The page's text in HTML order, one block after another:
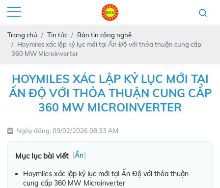
Trang chủ Tin tức
Bản tin công nghệ
Hoymiles xác lập kỷ lục mới tại Ấn Độ với thỏa thuận cung cấp
360 MW Microinverter
HOYMILES XÁC LẬP KỶ LỤC MỚI TẠI
ẤN ĐỘ VỚI THỎA THUẬN CUNG CẤP
360 MW MICROINVERTER
Ngày đăng: 09/02/2026 08:33 AM
Mục lục bài viết [Ẩn]
Hoymiles xác lập kỷ lục mới tại Ấn Độ với thỏa thuận
cung cấp 360 MW Microinverter